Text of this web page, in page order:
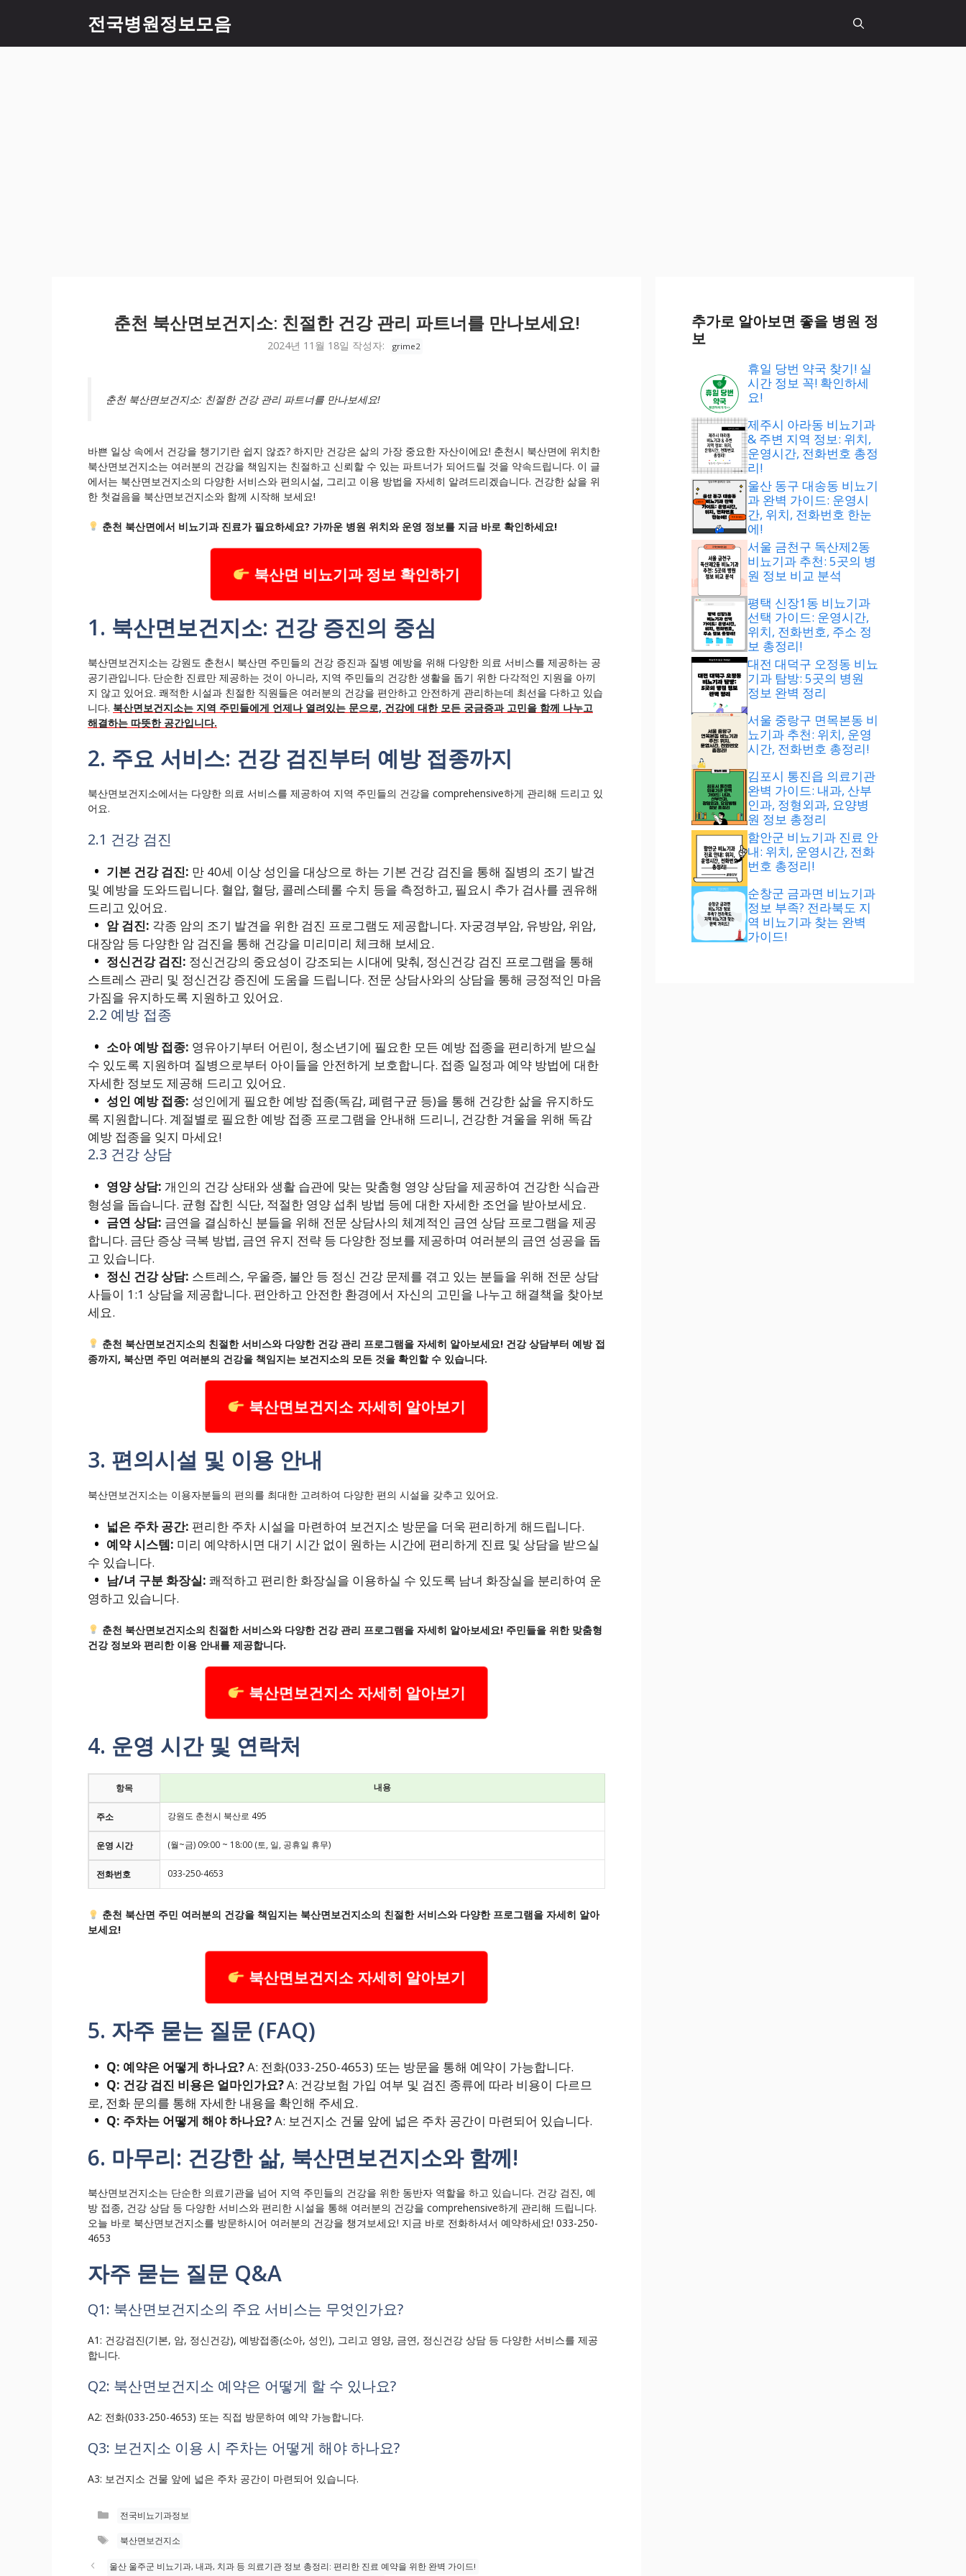
츠
전국병원정보모음
춘천 북산면보건지소: 친절한 건강 관리 파트너를 만나보세요!
2024년 11월 18일 작성자: grime2
춘천 북산면보건지소: 친절한 건강 관리 파트너를 만나보세요!
바쁜 일상 속에서 건강을 챙기기란 쉽지 않죠? 하지만 건강은 삶의 가장 중요한 자산이에요! 춘천시 북산면에 위치한
북산면보건지소는 여러분의 건강을 책임지는 친절하고 신뢰할 수 있는 파트너가 되어드릴 것을 약속드립니다. 이 글
에서는 북산면보건지소의 다양한 서비스와 편의시설, 그리고 이용 방법을 자세히 알려드리겠습니다. 건강한 삶을 위
한 첫걸음을 북산면보건지소와 함께 시작해 보세요!
춘천 북산면에서 비뇨기과 진료가 필요하세요? 가까운 병원 위치와 운영 정보를 지금 바로 확인하세요!
북산면 비뇨기과 정보 확인하기
1. 북산면보건지소: 건강 증진의 중심
북산면보건지소는 강원도 춘천시 북산면 주민들의 건강 증진과 질병 예방을 위해 다양한 의료 서비스를 제공하는 공
공기관입니다. 단순한 진료만 제공하는 것이 아니라, 지역 주민들의 건강한 생활을 돕기 위한 다각적인 지원을 아끼
지 않고 있어요. 쾌적한 시설과 친절한 직원들은 여러분의 건강을 편안하고 안전하게 관리하는데 최선을 다하고 있습
니다. 북산면보건지소는 지역 주민들에게 언제나 열려있는 문으로, 건강에 대한 모든 궁금증과 고민을 함께 나누고
해결하는 따뜻한 공간입니다.
2. 주요 서비스: 건강 검진부터 예방 접종까지
북산면보건지소에서는 다양한 의료 서비스를 제공하여 지역 주민들의 건강을 comprehensive하게 관리해 드리고 있
어요.
2.1 건강 검진
기본 건강 검진: 만 40세 이상 성인을 대상으로 하는 기본 건강 검진을 통해 질병의 조기 발견
및 예방을 도와드립니다. 혈압, 혈당, 콜레스테롤 수치 등을 측정하고, 필요시 추가 검사를 권유해
드리고 있어요.
암 검진: 각종 암의 조기 발견을 위한 검진 프로그램도 제공합니다. 자궁경부암, 유방암, 위암,
대장암 등 다양한 암 검진을 통해 건강을 미리미리 체크해 보세요.
정신건강 검진: 정신건강의 중요성이 강조되는 시대에 맞춰, 정신건강 검진 프로그램을 통해
스트레스 관리 및 정신건강 증진에 도움을 드립니다. 전문 상담사와의 상담을 통해 긍정적인 마음
가짐을 유지하도록 지원하고 있어요.
2.2 예방 접종
소아 예방 접종: 영유아기부터 어린이, 청소년기에 필요한 모든 예방 접종을 편리하게 받으실
수 있도록 지원하며 질병으로부터 아이들을 안전하게 보호합니다. 접종 일정과 예약 방법에 대한
자세한 정보도 제공해 드리고 있어요.
성인 예방 접종: 성인에게 필요한 예방 접종(독감, 폐렴구균 등)을 통해 건강한 삶을 유지하도
록 지원합니다. 계절별로 필요한 예방 접종 프로그램을 안내해 드리니, 건강한 겨울을 위해 독감
예방 접종을 잊지 마세요!
2.3 건강 상담
영양 상담: 개인의 건강 상태와 생활 습관에 맞는 맞춤형 영양 상담을 제공하여 건강한 식습관
형성을 돕습니다. 균형 잡힌 식단, 적절한 영양 섭취 방법 등에 대한 자세한 조언을 받아보세요.
금연 상담: 금연을 결심하신 분들을 위해 전문 상담사의 체계적인 금연 상담 프로그램을 제공
합니다. 금단 증상 극복 방법, 금연 유지 전략 등 다양한 정보를 제공하며 여러분의 금연 성공을 돕
고 있습니다.
정신 건강 상담: 스트레스, 우울증, 불안 등 정신 건강 문제를 겪고 있는 분들을 위해 전문 상담
사들이 1:1 상담을 제공합니다. 편안하고 안전한 환경에서 자신의 고민을 나누고 해결책을 찾아보
세요.
춘천 북산면보건지소의 친절한 서비스와 다양한 건강 관리 프로그램을 자세히 알아보세요! 건강 상담부터 예방 접
종까지, 북산면 주민 여러분의 건강을 책임지는 보건지소의 모든 것을 확인할 수 있습니다.
북산면보건지소 자세히 알아보기
3. 편의시설 및 이용 안내
북산면보건지소는 이용자분들의 편의를 최대한 고려하여 다양한 편의 시설을 갖추고 있어요.
넓은 주차 공간: 편리한 주차 시설을 마련하여 보건지소 방문을 더욱 편리하게 해드립니다.
예약 시스템: 미리 예약하시면 대기 시간 없이 원하는 시간에 편리하게 진료 및 상담을 받으실
수 있습니다.
남/녀 구분 화장실: 쾌적하고 편리한 화장실을 이용하실 수 있도록 남녀 화장실을 분리하여 운
영하고 있습니다.
춘천 북산면보건지소의 친절한 서비스와 다양한 건강 관리 프로그램을 자세히 알아보세요! 주민들을 위한 맞춤형
건강 정보와 편리한 이용 안내를 제공합니다.
북산면보건지소 자세히 알아보기
4. 운영 시간 및 연락처
항목 내용
주소 강원도 춘천시 북산로 495
운영 시간 (월~금) 09:00 ~ 18:00 (토, 일, 공휴일 휴무)
전화번호 033-250-4653
춘천 북산면 주민 여러분의 건강을 책임지는 북산면보건지소의 친절한 서비스와 다양한 프로그램을 자세히 알아
보세요!
북산면보건지소 자세히 알아보기
5. 자주 묻는 질문 (FAQ)
Q: 예약은 어떻게 하나요?A: 전화(033-250-4653) 또는 방문을 통해 예약이 가능합니다.
Q: 건강 검진 비용은 얼마인가요?A: 건강보험 가입 여부 및 검진 종류에 따라 비용이 다르므
로, 전화 문의를 통해 자세한 내용을 확인해 주세요.
Q: 주차는 어떻게 해야 하나요?A: 보건지소 건물 앞에 넓은 주차 공간이 마련되어 있습니다.
6. 마무리: 건강한 삶, 북산면보건지소와 함께!
북산면보건지소는 단순한 의료기관을 넘어 지역 주민들의 건강을 위한 동반자 역할을 하고 있습니다. 건강 검진, 예
방 접종, 건강 상담 등 다양한 서비스와 편리한 시설을 통해 여러분의 건강을 comprehensive하게 관리해 드립니다.
오늘 바로 북산면보건지소를 방문하시어 여러분의 건강을 챙겨보세요! 지금 바로 전화하셔서 예약하세요! 033-250-
4653
자주 묻는 질문 Q&A
Q1: 북산면보건지소의 주요 서비스는 무엇인가요?
A1: 건강검진(기본, 암, 정신건강), 예방접종(소아, 성인), 그리고 영양, 금연, 정신건강 상담 등 다양한 서비스를 제공
합니다.
Q2: 북산면보건지소 예약은 어떻게 할 수 있나요?
A2: 전화(033-250-4653) 또는 직접 방문하여 예약 가능합니다.
Q3: 보건지소 이용 시 주차는 어떻게 해야 하나요?
A3: 보건지소 건물 앞에 넓은 주차 공간이 마련되어 있습니다.
카
고
전국비뇨기과정보
태
북산면보건지소
울산 울주군 비뇨기과, 내과, 치과 등 의료기관 정보 총정리: 편리한 진료 예약을 위한 완벽 가이드!
추가로 알아보면 좋을 병원 정
보
휴일 당번 약국 찾기! 실
시간 정보 꼭! 확인하세
요!
제주시 아라동 비뇨기과
& 주변 지역 정보: 위치,
운영시간, 전화번호 총정
리!
울산 동구 대송동 비뇨기
과 완벽 가이드: 운영시
간, 위치, 전화번호 한눈
에!
서울 금천구 독산제2동
비뇨기과 추천: 5곳의 병
원 정보 비교 분석
평택 신장1동 비뇨기과
선택 가이드: 운영시간,
위치, 전화번호, 주소 정
보 총정리!
대전 대덕구 오정동 비뇨
기과 탐방: 5곳의 병원
정보 완벽 정리
서울 중랑구 면목본동 비
뇨기과 추천: 위치, 운영
시간, 전화번호 총정리!
김포시 통진읍 의료기관
완벽 가이드: 내과, 산부
인과, 정형외과, 요양병
원 정보 총정리
함안군 비뇨기과 진료 안
내: 위치, 운영시간, 전화
번호 총정리!
순창군 금과면 비뇨기과
정보 부족? 전라북도 지
역 비뇨기과 찾는 완벽
가이드!